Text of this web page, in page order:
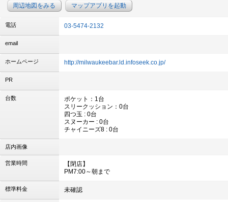
周辺地図をみる マップアプリを起動
電話 03-5474-2132
email
ホームページ http://milwaukeebar.ld.infoseek.co.jp/
PR
台数
ポケット：1台
スリークッション：0台
四つ玉 : 0台
スヌーカー : 0台
チャイニーズ8 : 0台
店内画像
営業時間
【閉店】
PM7:00～朝まで
標準料金 未確認